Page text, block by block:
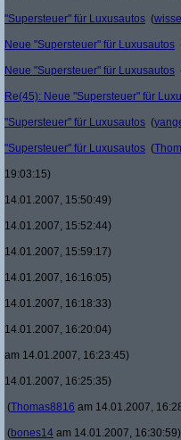
"Supersteuer" für Luxusautos (
Neue "Supersteuer" für Luxusautos
Neue "Supersteuer" für Luxusautos
Re(45): Neue "Supersteuer" für
"Supersteuer" für Luxusautos (
"Supersteuer" für Luxusautos (
19:03:15)
14.01.2007, 15:50:49)
14.01.2007, 15:52:44)
14.01.2007, 15:59:17)
14.01.2007, 16:16:05)
14.01.2007, 16:18:33)
14.01.2007, 16:20:04)
am 14.01.2007, 16:23:45)
14.01.2007, 16:25:35)
(Thomas8816 am 14.01.2007,
(bones14 am 14.01.2007, 16:30:59)